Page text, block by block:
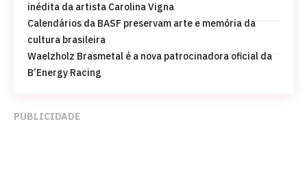
inédita da artista Carolina Vigna
Calendários da BASF preservam arte e memória da
cultura brasileira
Waelzholz Brasmetal é a nova patrocinadora oficial da
B’Energy Racing
PUBLICIDADE